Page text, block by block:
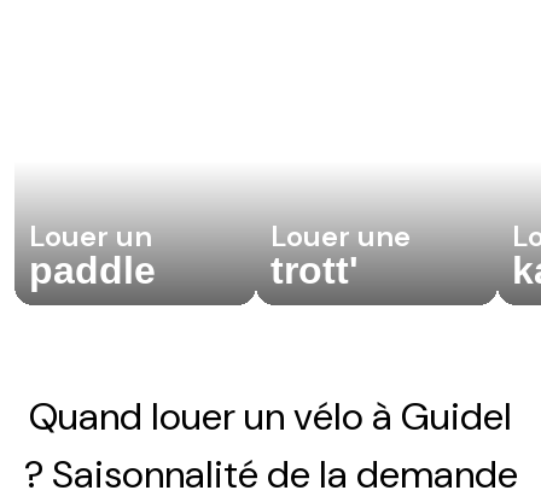
Louer un
paddle
Louer une
trott'
Quand louer un vélo à Guidel
? Saisonnalité de la demande